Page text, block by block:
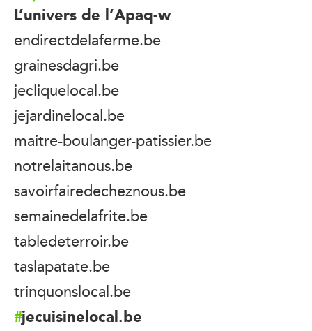
L’univers de l’Apaq-w
endirectdelaferme.be
grainesdagri.be
jecliquelocal.be
jejardinelocal.be
maitre-boulanger-patissier.be
notrelaitanous.be
savoirfairedecheznous.be
semainedelafrite.be
tabledeterroir.be
taslapatate.be
trinquonslocal.be
jecuisinelocal.be